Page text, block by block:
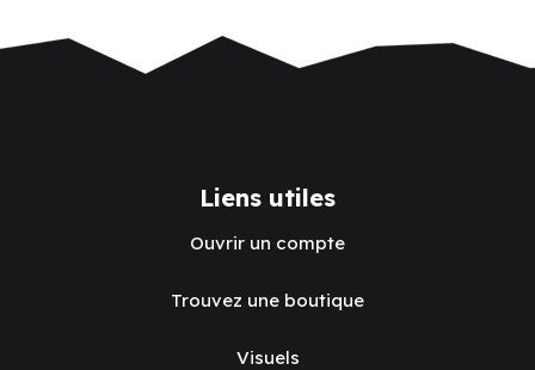
Liens utiles
Ouvrir un compte
Trouvez une boutique
Visuels